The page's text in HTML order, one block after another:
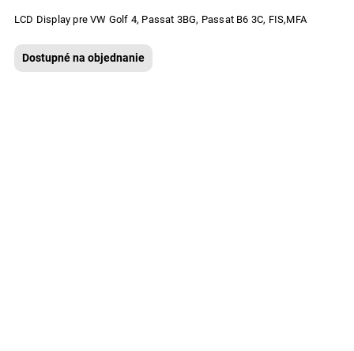
LCD Display pre VW Golf 4, Passat 3BG, Passat B6 3C, FIS,MFA
Dostupné na objednanie